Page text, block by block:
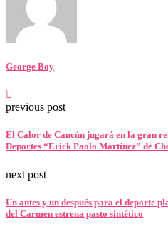
George Boy
previous post
El Calor de Cancún jugará en la gran
Deportes “Erick Paolo Martínez” de
next post
Un antes y un después para el deporte
del Carmen estrena pasto sintético